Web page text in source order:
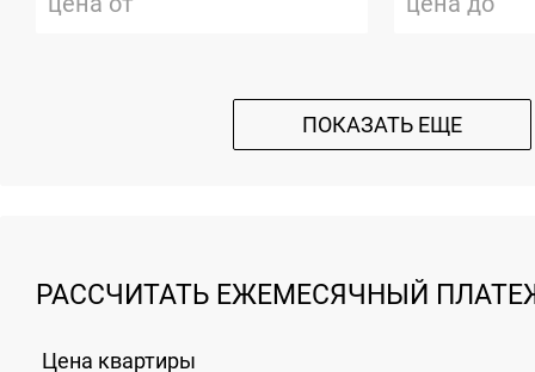
ПОКАЗАТЬ ЕЩЕ
РАССЧИТАТЬ ЕЖЕМЕСЯЧНЫЙ
Цена квартиры